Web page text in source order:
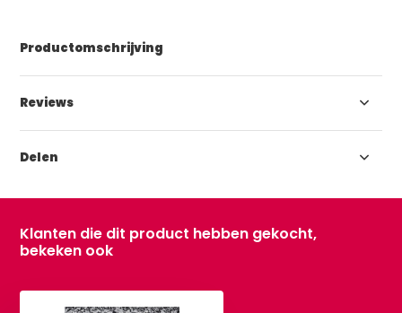
Productomschrijving
Reviews
Delen
Klanten die dit product hebben gekocht,
bekeken ook